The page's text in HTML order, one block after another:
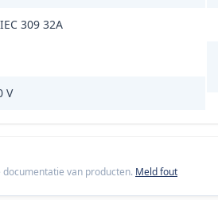
309 32A
V
van producten. Meld fout